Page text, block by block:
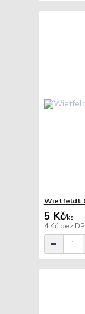
Wietfeldt
5 Kč/ks
4 Kč bez